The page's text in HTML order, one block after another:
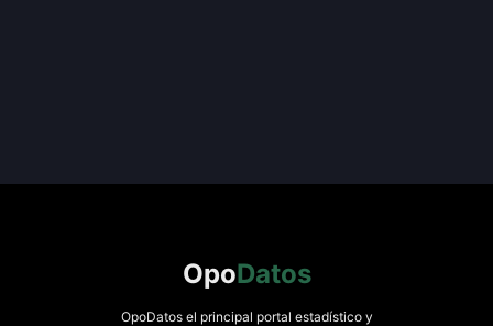
OpoDatos
OpoDatos el principal portal estadístico y